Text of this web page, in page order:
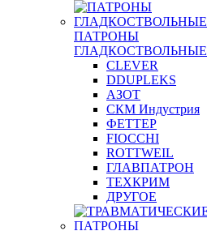
ПАТРОНЫ
ГЛАДКОСТВОЛЬНЫЕ
CLEVER
DDUPLEKS
АЗОТ
СКМ Индустрия
ФЕТТЕР
FIOCCHI
ROTTWEIL
ГЛАВПАТРОН
ТЕХКРИМ
ДРУГОЕ